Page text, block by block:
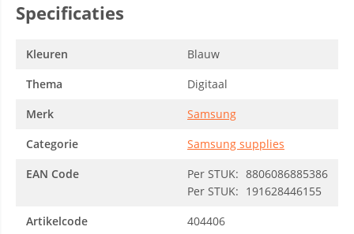
Specificaties
Kleuren
Blauw
Thema
Digitaal
Merk
Samsung
Categorie
Samsung supplies
EAN Code
Per STUK: 8806086885386
Per STUK: 191628446155
Artikelcode
404406